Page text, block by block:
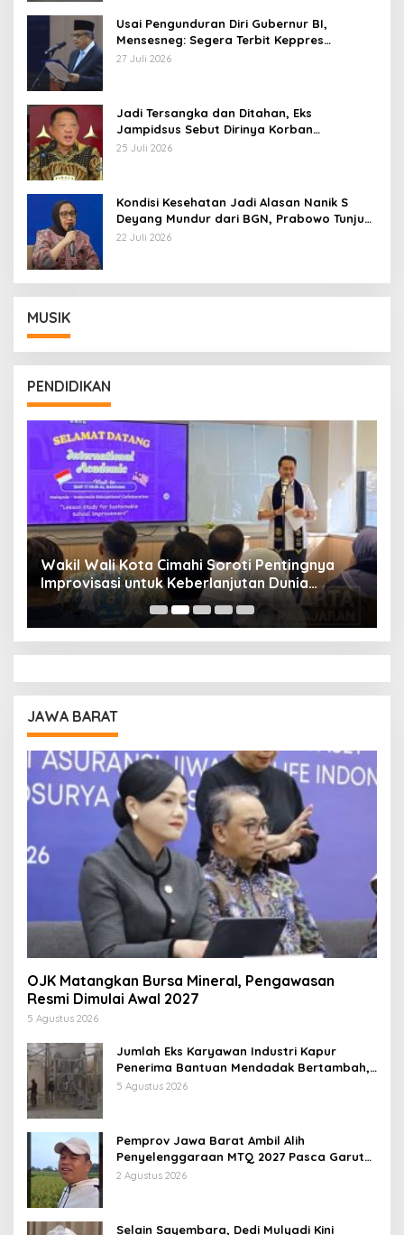
Usai Pengunduran Diri Gubernur BI,
Mensesneg: Segera Terbit Keppres
Pemberhentian dengan Hormat
27 Juli 2026
Jadi Tersangka dan Ditahan, Eks
Jampidsus Sebut Dirinya Korban
Kriminalisasi
25 Juli 2026
Kondisi Kesehatan Jadi Alasan Nanik S
Deyang Mundur dari BGN, Prabowo Tunjuk
Wamentan Sudaryono
22 Juli 2026
MUSIK
PENDIDIKAN
Wakil Wali Kota Cimahi Soroti Pentingnya
Improvisasi untuk Keberlanjutan Dunia
Pendidikan
JAWA BARAT
OJK Matangkan Bursa Mineral, Pengawasan
Resmi Dimulai Awal 2027
5 Agustus 2026
Jumlah Eks Karyawan Industri Kapur
Penerima Bantuan Mendadak Bertambah,
KDM: Kita Identifikasi
5 Agustus 2026
Pemprov Jawa Barat Ambil Alih
Penyelenggaraan MTQ 2027 Pasca Garut
Mundur Jadi Tuan Rumah
2 Agustus 2026
Selain Sayembara, Dedi Mulyadi Kini